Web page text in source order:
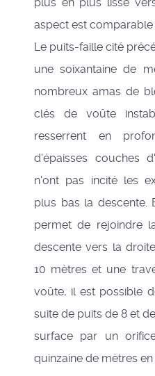
aspect est
Le puits-faille cité
une soixantaine de
nombreux amas de
clés de voûte
resserrent en
d'épaisses couches
n'ont pas incité les
plus bas la descente.
permet de rejoindre
descente vers la
10 mètres et une
voûte, il est possible
suite de puits de 8 et
surface par un
quinzaine de mètres